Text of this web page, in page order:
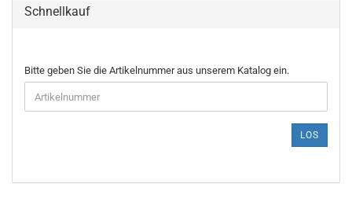
Schnellkauf
BITTE
GEBEN
SIE
DIE
EIN.
Bitte geben Sie die Artikelnummer aus unserem Katalog ein.
LOS